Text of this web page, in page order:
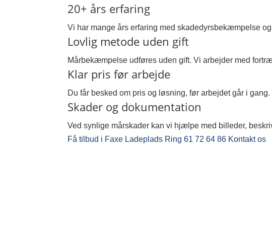
20+ års erfaring
Vi har mange års erfaring med skadedyrsbekæmpelse
Lovlig metode uden gift
Mårbekæmpelse udføres uden gift. Vi arbejder med
Klar pris før arbejde
Du får besked om pris og løsning, før arbejdet går i
Skader og dokumentation
Ved synlige mårskader kan vi hjælpe med billeder,
Få tilbud i Faxe Ladeplads Ring 61 72 64 86 Kontakt os